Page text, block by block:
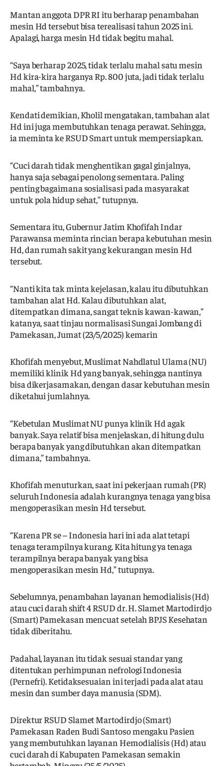
Mantan anggota DPR RI itu berharap penambahan
mesin Hd tersebut bisa terealisasi tahun 2025 ini.
Apalagi, harga mesin Hd tidak begitu mahal.
“Saya berharap 2025, tidak terlalu mahal satu mesin
Hd kira-kira harganya Rp. 800 juta, jadi tidak terlalu
mahal,” tambahnya.
Kendati demikian, Kholil mengatakan, tambahan alat
Hd ini juga membutuhkan tenaga perawat. Sehingga,
ia meminta ke RSUD Smart untuk mempersiapkan.
“Cuci darah tidak menghentikan gagal ginjalnya,
hanya saja sebagai penolong sementara. Paling
penting bagaimana sosialisasi pada masyarakat
untuk pola hidup sehat,” tutupnya.
Sementara itu, Gubernur Jatim Khofifah Indar
Parawansa meminta rincian berapa kebutuhan mesin
Hd, dan rumah sakit yang kekurangan mesin Hd
tersebut.
“Nanti kita tak minta kejelasan, kalau itu dibutuhkan
tambahan alat Hd. Kalau dibutuhkan alat,
ditempatkan dimana, sangat teknis kawan-kawan,”
katanya, saat tinjau normalisasi Sungai Jombang di
Pamekasan, Jumat (23/5/2025) kemarin
Khofifah menyebut, Muslimat Nahdlatul Ulama (NU)
memiliki klinik Hd yang banyak, sehingga nantinya
bisa dikerjasamakan, dengan dasar kebutuhan mesin
diketahui jumlahnya.
“Kebetulan Muslimat NU punya klinik Hd agak
banyak. Saya relatif bisa menjelaskan, di hitung dulu
berapa banyak yang dibutuhkan akan ditempatkan
dimana,” tambahnya.
Khofifah menuturkan, saat ini pekerjaan rumah (PR)
seluruh Indonesia adalah kurangnya tenaga yang bisa
mengoperasikan mesin Hd tersebut.
“Karena PR se – Indonesia hari ini ada alat tetapi
tenaga terampilnya kurang. Kita hitung ya tenaga
terampilnya berapa banyak yang bisa
mengoperasikan mesin Hd,” tutupnya.
Sebelumnya, penambahan layanan hemodialisis (Hd)
atau cuci darah shift 4 RSUD dr. H. Slamet Martodirdjo
(Smart) Pamekasan mencuat setelah BPJS Kesehatan
tidak diberitahu.
Padahal, layanan itu tidak sesuai standar yang
ditentukan perhimpunan nefrologi Indonesia
(Pernefri). Ketidaksesuaian ini terjadi pada alat atau
mesin dan sumber daya manusia (SDM).
Direktur RSUD Slamet Martodirdjo (Smart)
Pamekasan Raden Budi Santoso mengaku Pasien
yang membutuhkan layanan Hemodialisis (Hd) atau
cuci darah di Kabupaten Pamekasan semakin